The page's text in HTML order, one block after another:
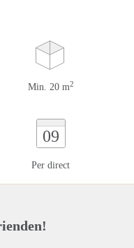
Min. 20 m2
09
Per direct